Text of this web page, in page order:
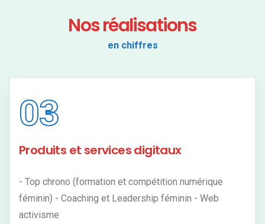
Nos réalisations
en chiffres
03
Produits et services digitaux
- Top chrono (formation et compétition numérique
féminin) - Coaching et Leadership féminin - Web
activisme